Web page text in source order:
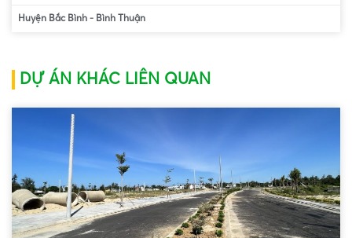
Huyện Bắc Bình - Bình Thuận
DỰ ÁN KHÁC LIÊN QUAN